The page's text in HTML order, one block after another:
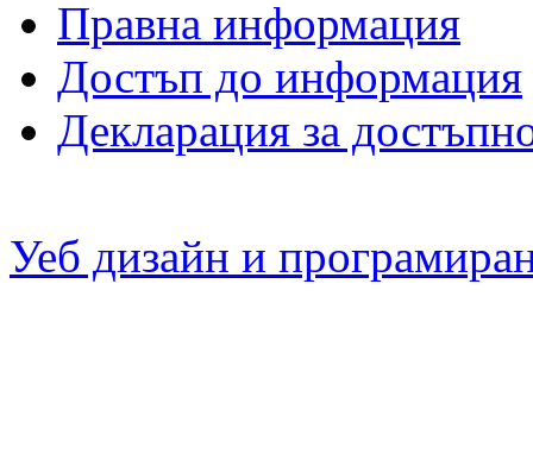
Правна информация
Достъп до информация
Декларация за
Уеб дизайн и